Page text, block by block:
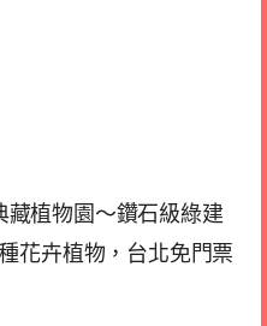
藏植物園～鑽石級綠建
花卉植物，台北免門票